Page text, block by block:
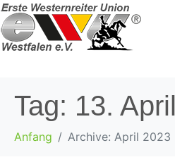
Tag: 13.
Anfang Archive: April 2023